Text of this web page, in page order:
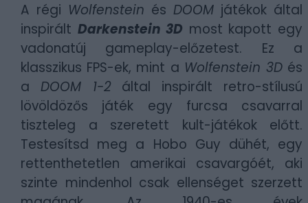
A régi Wolfenstein és DOOM játékok által
inspirált Darkenstein 3D most kapott egy
vadonatúj gameplay-előzetest. Ez a
klasszikus FPS-ek, mint a Wolfenstein 3Dés
a DOOM 1-2 által inspirált retro-stílusú
lövöldözős játék egy furcsa csavarral
tiszteleg a szeretett kult-játékok előtt.
Testesítsd meg a Hobo Guy dühét, egy
rettenthetetlen amerikai csavargóét, aki
szinte mindenhol csak ellenséget szerzett